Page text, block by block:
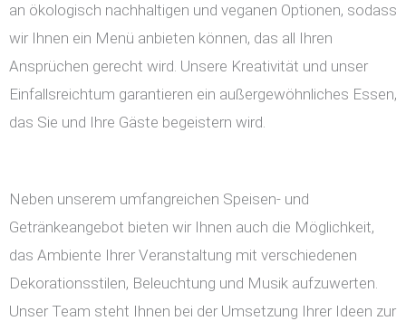
an ökologisch nachhaltigen und veganen Optionen, sodass
wir Ihnen ein Menü anbieten können, das all Ihren
Ansprüchen gerecht wird. Unsere Kreativität und unser
Einfallsreichtum garantieren ein außergewöhnliches Essen,
das Sie und Ihre Gäste begeistern wird.
Neben unserem umfangreichen Speisen- und
Getränkeangebot bieten wir Ihnen auch die Möglichkeit,
das Ambiente Ihrer Veranstaltung mit verschiedenen
Dekorationsstilen, Beleuchtung und Musik aufzuwerten.
Unser Team steht Ihnen bei der Umsetzung Ihrer Ideen zur